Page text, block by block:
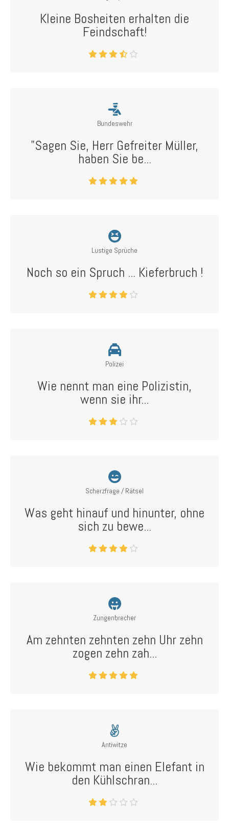
Kleine Bosheiten erhalten die
Feindschaft!
Bundeswehr
"Sagen Sie, Herr Gefreiter Müller,
haben Sie be...
Lustige Sprüche
Noch so ein Spruch ... Kieferbruch !
Polizei
Wie nennt man eine Polizistin,
wenn sie ihr...
Scherzfrage / Rätsel
Was geht hinauf und hinunter, ohne
sich zu bewe...
Zungenbrecher
Am zehnten zehnten zehn Uhr zehn
zogen zehn zah...
Antiwitze
Wie bekommt man einen Elefant in
den Kühlschran...